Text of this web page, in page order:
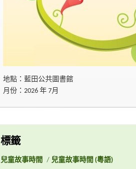
地點：藍田公共圖書館
月份：2026 年 7月
標籤
兒童故事時間 / 兒童故事時間 (粵語)